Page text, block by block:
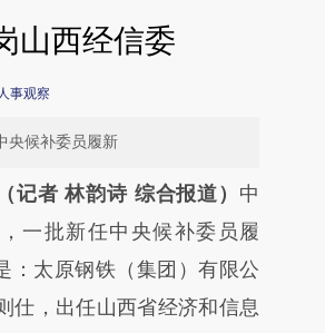
山西经信委
人事观察
央候补委员履新
记者 林韵诗 综合报道） 中
一批新任中央候补委员履
：太原钢铁（集团）有限公
仕，出任山西省经济和信息